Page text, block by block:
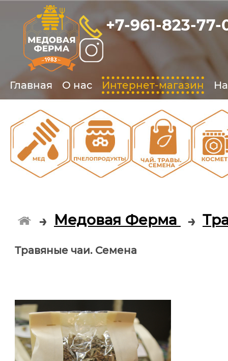
+7-961-823-77-
Главная О нас Интернет-магазин
ООО
→ Медовая Ферма →
Травяные чаи. Семена